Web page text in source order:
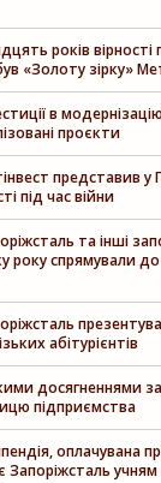
років
«Золоту зірку»
в
проєкти
представив у
під час війни
та інші
року спрямували
абітурієнтів
досягненнями
підприємства
оплачувана